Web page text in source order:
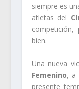
siempre es
atletas del
bien.
Una nueva
Femenino, a
presente